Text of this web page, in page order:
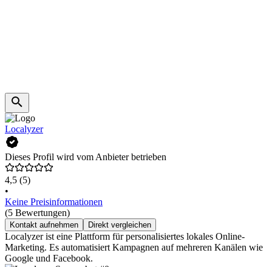
Localyzer
Dieses Profil wird vom Anbieter betrieben
4,5 (5)
•
Keine Preisinformationen
(5 Bewertungen)
Kontakt aufnehmen Direkt vergleichen
Localyzer ist eine Plattform für personalisiertes lokales Online-
Marketing. Es automatisiert Kampagnen auf mehreren Kanälen wie
Google und Facebook.